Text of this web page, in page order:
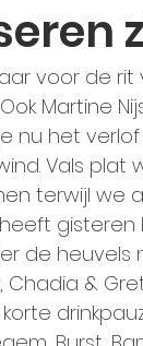
voor de rit
Martine
nu het
Vals
terwijl we
de
Chadia &